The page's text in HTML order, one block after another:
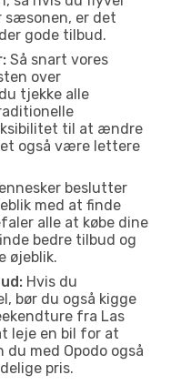
sæsonen, er det
gode tilbud.
Så snart vores
over
tjekke alle
til at ændre
også være lettere
beslutter
med at finde
alle at købe dine
bedre tilbud og
øjeblik.
Hvis du
bør du også kigge
fra Las
leje en bil for at
du med Opodo også
pris.